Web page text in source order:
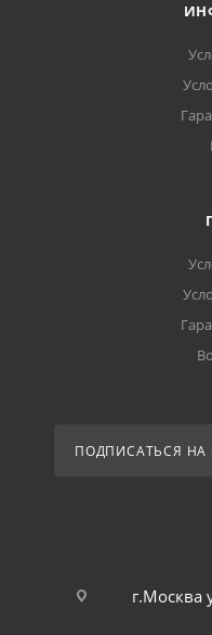
ПОДПИСАТЬСЯ НА
г.Москва